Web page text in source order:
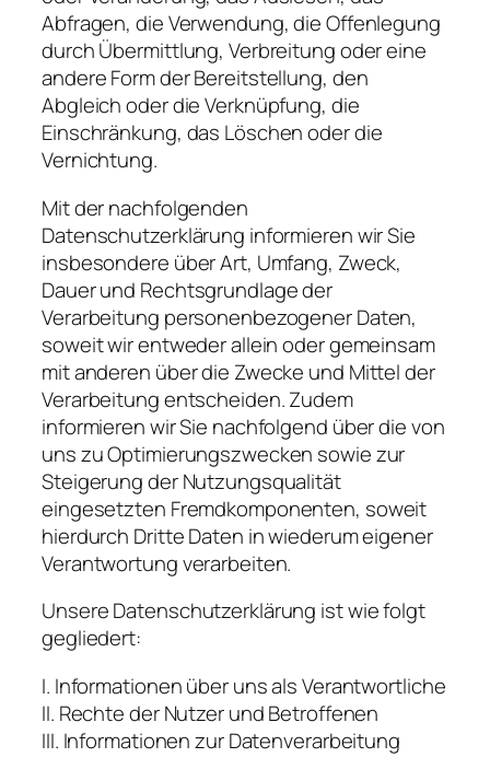
Abfragen, die Verwendung, die Offenlegung
durch Übermittlung, Verbreitung oder eine
andere Form der Bereitstellung, den
Abgleich oder die Verknüpfung, die
Einschränkung, das Löschen oder die
Vernichtung.
Mit der nachfolgenden
Datenschutzerklärung informieren wir Sie
insbesondere über Art, Umfang, Zweck,
Dauer und Rechtsgrundlage der
Verarbeitung personenbezogener Daten,
soweit wir entweder allein oder gemeinsam
mit anderen über die Zwecke und Mittel der
Verarbeitung entscheiden. Zudem
informieren wir Sie nachfolgend über die von
uns zu Optimierungszwecken sowie zur
Steigerung der Nutzungsqualität
eingesetzten Fremdkomponenten, soweit
hierdurch Dritte Daten in wiederum eigener
Verantwortung verarbeiten.
Unsere Datenschutzerklärung ist wie folgt
gegliedert:
I. Informationen über uns als Verantwortliche
II. Rechte der Nutzer und Betroffenen
III. Informationen zur Datenverarbeitung